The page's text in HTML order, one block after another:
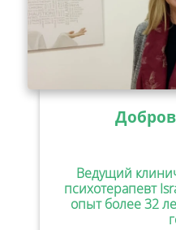
Ведущий
психотерапевт
опыт более 32